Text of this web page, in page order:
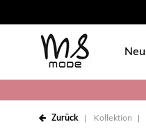
Neu
Zurück Kollektion